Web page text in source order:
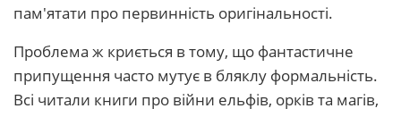
пам'ятати про первинність оригінальності.
Проблема ж криється в тому, що фантастичне
припущення часто мутує в бляклу формальність.
Всі читали книги про війни ельфів, орків та магів,